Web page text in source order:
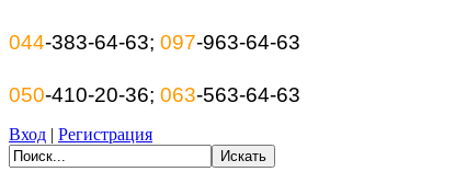
044-383-64-63; 097-963-64-63
050-410-20-36; 063-563-64-63
Вход | Регистрация